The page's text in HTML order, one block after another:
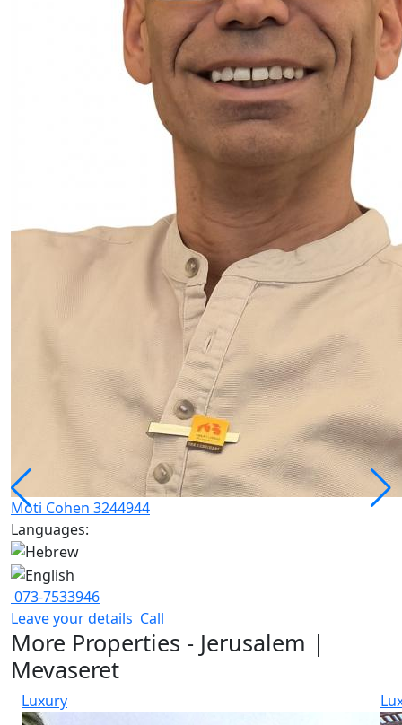
Moti Cohen 3244944
Languages:
073-7533946
Leave your details Call
More Properties - Jerusalem |
Mevaseret
Luxury